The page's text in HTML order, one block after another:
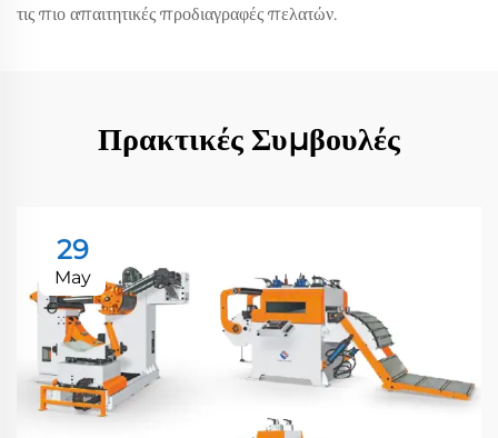
τις πιο απαιτητικές προδιαγραφές πελατών.
Πρακτικές Συμβουλές
29
May